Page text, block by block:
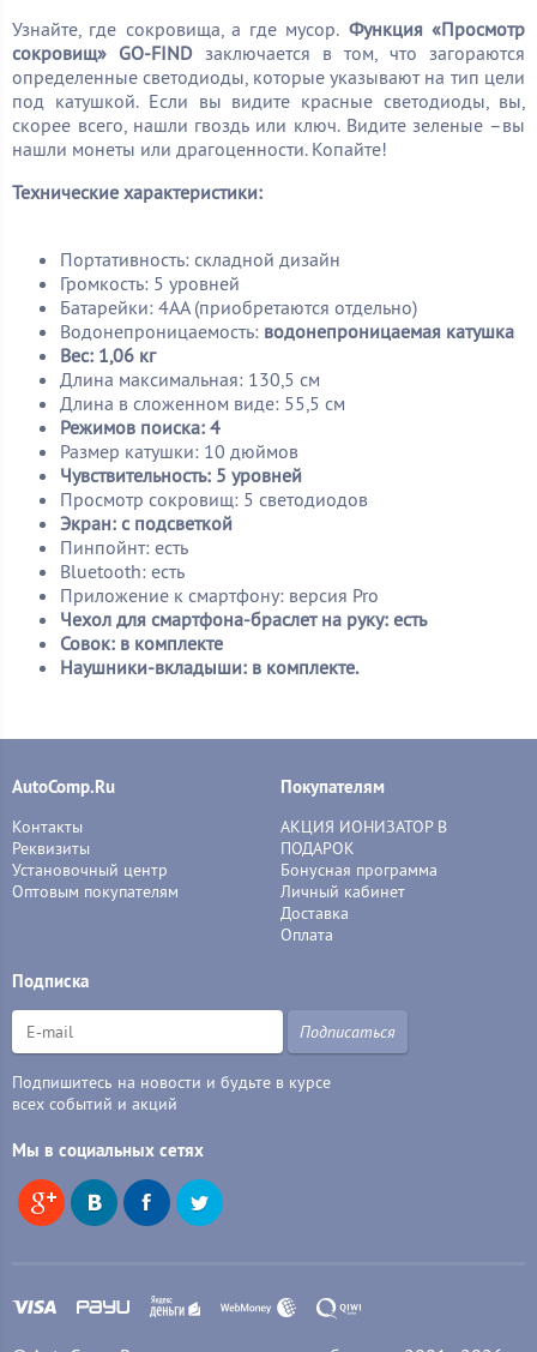
Узнайте, где сокровища, а где мусор. Функция «Просмотр
сокровищ» GO-FIND заключается в том, что загораются
определенные светодиоды, которые указывают на тип цели
под катушкой. Если вы видите красные светодиоды, вы,
скорее всего, нашли гвоздь или ключ. Видите зеленые –вы
нашли монеты или драгоценности. Копайте!
Технические характеристики:
Портативность: складной дизайн
Громкость: 5 уровней
Батарейки: 4АА (приобретаются отдельно)
Водонепроницаемость: водонепроницаемая катушка
Вес: 1,06 кг
Длина максимальная: 130,5 см
Длина в сложенном виде: 55,5 см
Режимов поиска: 4
Размер катушки: 10 дюймов
Чувствительность: 5 уровней
Просмотр сокровищ: 5 светодиодов
Экран: с подсветкой
Пинпойнт: есть
Bluetooth: есть
Приложение к смартфону: версия Pro
Чехол для смартфона-браслет на руку: есть
Совок: в комплекте
Наушники-вкладыши: в комплекте.
AutoComp.Ru
Контакты
Реквизиты
Установочный центр
Оптовым покупателям
Покупателям
АКЦИЯ ИОНИЗАТОР В
ПОДАРОК
Бонусная программа
Личный кабинет
Доставка
Оплата
Подписка
Подписаться
Подпишитесь на новости и будьте в курсе
всех событий и акций
Мы в социальных сетях